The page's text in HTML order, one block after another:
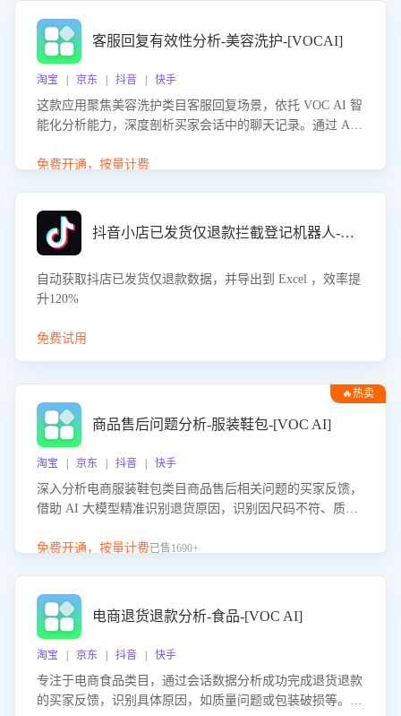
客服回复有效性分析-美容洗护-[VOCAI]
淘宝 | 京东 | 抖音 | 快手
这款应用聚焦美容洗护类目客服回复场景，依托 VOC AI 智
能化分析能力，深度剖析买家会话中的聊天记录。通过 AI
答的有效性与完整性，输出针对性改进策略，助力商家快速
免费开通，按量计费
抖音小店已发货仅退款拦截登记机器人-八爪鱼
自动获取抖店已发货仅退款数据，并导出到 Excel ，效率提
升120%
免费试用
🔥热卖
商品售后问题分析-服装鞋包-[VOC AI]
淘宝 | 京东 | 抖音 | 快手
深入分析电商服装鞋包类目商品售后相关问题的买家反馈，
借助 AI 大模型精准识别退货原因，识别因尺码不符、质量
议，助力商家优化产品或服务，实现销售额的显著提升。
免费开通，按量计费已售1690+
电商退货退款分析-食品-[VOC AI]
淘宝 | 京东 | 抖音 | 快手
专注于电商食品类目，通过会话数据分析成功完成退货退款
的买家反馈，识别具体原因，如质量问题或包装破损等。结